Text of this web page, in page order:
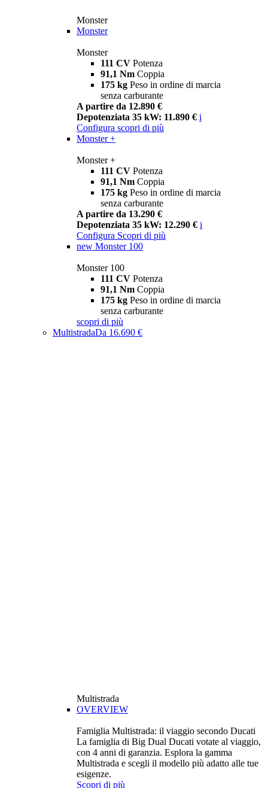
Monster
Monster
Monster
111 CV Potenza
91,1 Nm Coppia
175 kg Peso in ordine di marcia
senza carburante
A partire da 12.890 €
Depotenziata 35 kW: 11.890 € i
Configura scopri di più
Monster +
Monster +
111 CV Potenza
91,1 Nm Coppia
175 kg Peso in ordine di marcia
senza carburante
A partire da 13.290 €
Depotenziata 35 kW: 12.290 € i
Configura Scopri di più
new Monster 100
Monster 100
111 CV Potenza
91,1 Nm Coppia
175 kg Peso in ordine di marcia
senza carburante
scopri di più
MultistradaDa 16.690 €
Multistrada
OVERVIEW
Famiglia Multistrada: il viaggio secondo Ducati
La famiglia di Big Dual Ducati votate al viaggio,
con 4 anni di garanzia. Esplora la gamma
Multistrada e scegli il modello più adatto alle tue
esigenze.
Scopri di più